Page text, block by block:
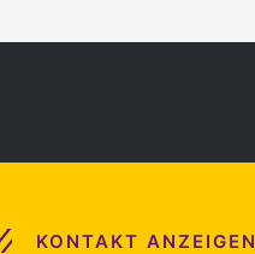
KONTAKT ANZEIGEN